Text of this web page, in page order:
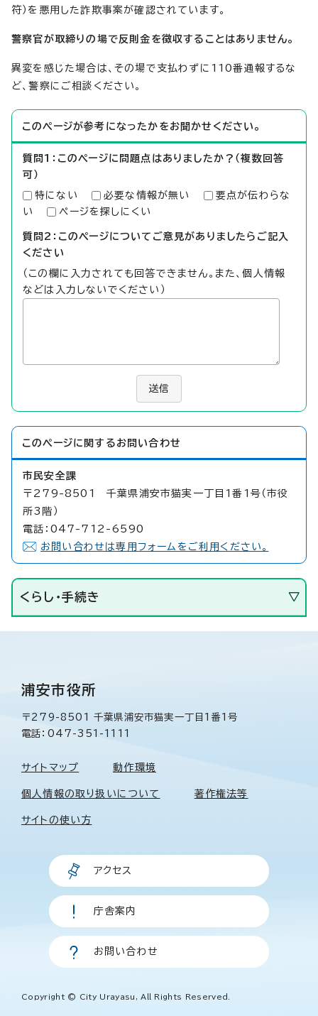
符）を悪用した詐欺事案が確認されています。
警察官が取締りの場で反則金を徴収することはありません。
異変を感じた場合は、その場で支払わずに110番通報するな
ど、警察にご相談ください。
このページが参考になったかをお聞かせください。
質問1：このページに問題点はありましたか？（複数回答
可）
特にない 必要な情報が無い
要点が伝わらな
い
ページを探しにくい
質問2：このページについてご意見がありましたらご記入
ください
（この欄に入力されても回答できません。また、個人情報
などは入力しないでください）
送信
このページに関する お問い合わせ
市民安全課
〒279-8501 千葉県浦安市猫実一丁目1番1号（市役
所3階）
電話：047-712-6590
お問い合わせは専用フォームをご利用ください。
くらし・手続き
浦安市役所
〒279-8501 千葉県浦安市猫実一丁目1番1号
電話：047-351-1111
サイトマップ 動作環境
個人情報の取り扱いについて 著作権法等
サイトの使い方
アクセス
庁舎案内
お問い合わせ
Copyright © City Urayasu, All Rights Reserved.